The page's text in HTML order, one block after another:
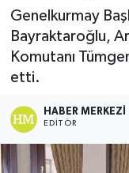
Genelkurmay
Bayraktaroğlu,
Komutanı
etti.
HABER MERKEZI
EDITÖR
Kültür Sanat
Türk Dünyası
Gordion
Son Dakika
Haber Arşivi